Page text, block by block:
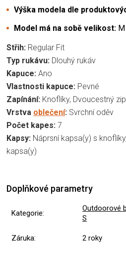
Výška modela dle
Model má na sobě velikost: M
Střih: Regular Fit
Typ rukávu: Dlouhý rukáv
Kapuce: Ano
Vlastnosti kapuce: Pevné
Zapínání: Knoflíky, Dvoucestný zip
Vrstva oblečení: Svrchní oděv
Počet kapes: 7
Kapsy: Náprsní kapsa(y) s
kapsa(y)
Doplňkové parametry
Kategorie:
Outdoorové
S
Záruka: 2 roky